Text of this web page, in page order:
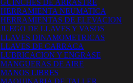
GUINCHES DE ARRASTRE
HERRAMIENTA NEUMATICA
HERRAMIENTAS DE ELEVACION
JUEGO DE LLAVES Y VASOS
LLAVES DINAMOMETRICAS
LLAVES DE CARRACA
LUBRICACION Y ENGRASE
MANGUERAS DE AIRE
MANOS LIBRES
MAQUINARIA DE TALLER